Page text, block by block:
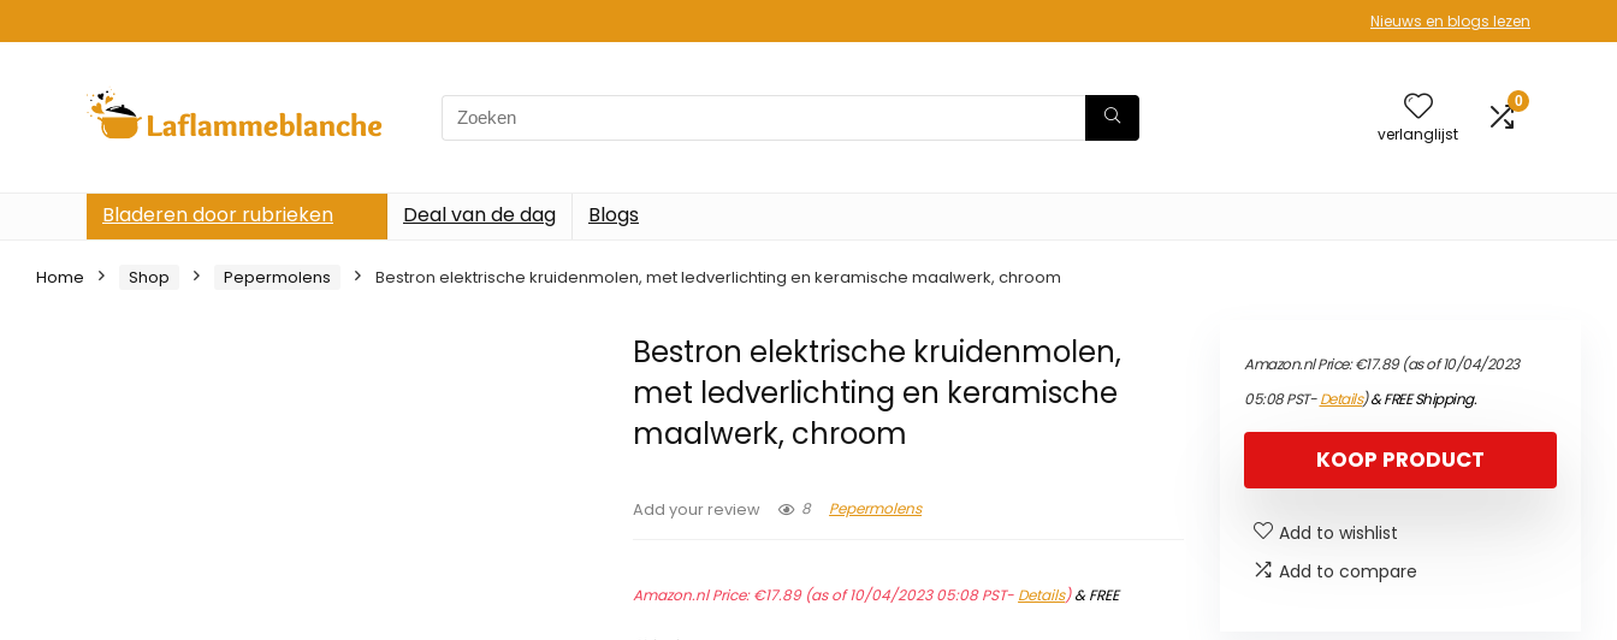
Nieuws en blogs lezen
Search
for:
verlanglijst
0
Bladeren door rubrieken Deal van de dag Blogs
Home Shop Pepermolens Bestron elektrische kruidenmolen, met ledverlichting en keramische maalwerk, chroom
Bestron elektrische kruidenmolen,
met ledverlichting en keramische
maalwerk, chroom
Add your review 8 Pepermolens
Amazon.nl Price:€17.89(as of 10/04/2023 05:08 PST- Details)&FREE
Amazon.nl Price:€17.89(as of 10/04/2023
05:08 PST-Details)&FREE Shipping.
KOOP PRODUCT
Add to wishlist
Add to compare